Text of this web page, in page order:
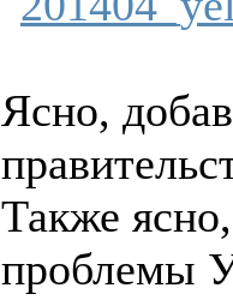
Ясно,
Также
проблемы